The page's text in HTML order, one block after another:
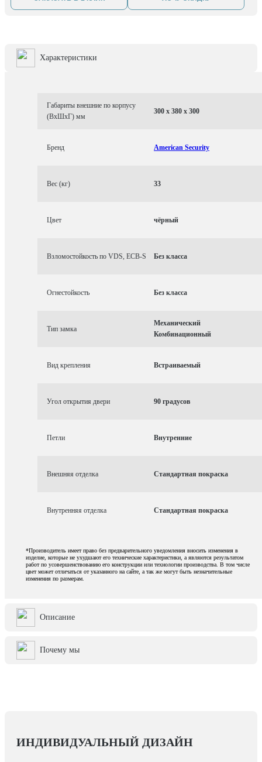
Характеристики
Габариты внешние по корпусу
(ВхШхГ) мм
300 x 380 x 300
Бренд American Security
Вес (кг) 33
Цвет чёрный
Взломостойкость по VDS, ECB-S Без класса
Огнестойкость Без класса
Тип замка
Механический
Комбинационный
Вид крепления Встраиваемый
Угол открытия двери 90 градусов
Петли Внутренние
Внешняя отделка Стандартная покраска
Внутренняя отделка Стандартная покраска
*Производитель имеет право без предварительного уведомления вносить изменения в
изделие, которые не ухудшают его технические характеристики, а являются результатом
работ по усовершенствованию его конструкции или технологии производства. В том числе
цвет может отличаться от указанного на сайте, а так же могут быть незначительные
изменения по размерам.
Описание
Почему мы
ИНДИВИДУАЛЬНЫЙ ДИЗАЙН